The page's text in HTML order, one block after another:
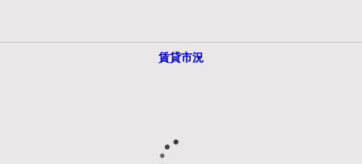
賃貸市況